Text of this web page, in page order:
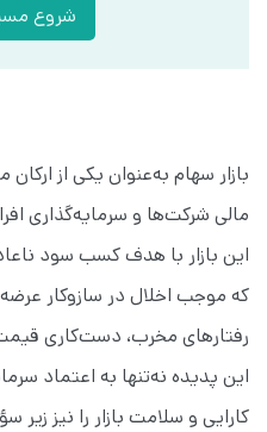
شروع
بازار سهام به‌عنوان یکی از
مالی شرکت‌ها و سرمایه‌گذاری
این بازار با هدف کسب سود
که موجب اخلال در سازوکار
این پدیده نه‌تنها به اعتماد
کارایی و سلامت بازار را نیز زیر